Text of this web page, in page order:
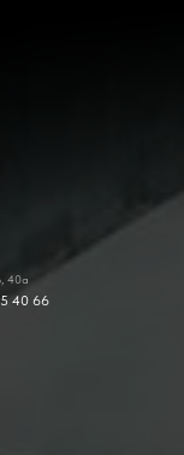
40 66
40а